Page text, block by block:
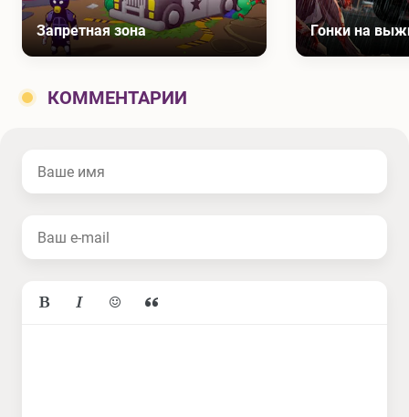
Запретная зона
КОММЕНТАРИИ